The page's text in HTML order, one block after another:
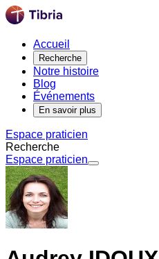
Accueil
Recherche
Notre histoire
Blog
Événements
En savoir plus
Espace praticien
Recherche
Espace praticien